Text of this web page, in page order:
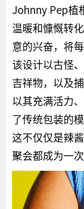
Johnny Pep植
温暖和慷慨转
意的兴奋，将
该设计以古怪
吉祥物，以及
以其充满活力
了传统包装的
这不仅仅是辣
聚会都成为一